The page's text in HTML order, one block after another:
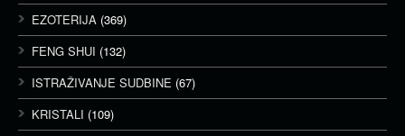
EZOTERIJA (369)
FENG SHUI (132)
ISTRAŽIVANJE SUDBINE (67)
KRISTALI (109)